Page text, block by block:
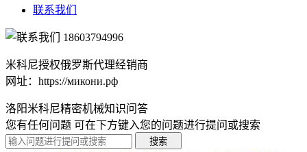
联系我们
18603794996
米科尼授权俄罗斯代理经销商
网址：https://микони.рф
洛阳米科尼精密机械知识问答
您有任何问题 可在下方键入您的问题进行提问或搜索